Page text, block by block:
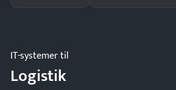
IT-systemer til
Logistik